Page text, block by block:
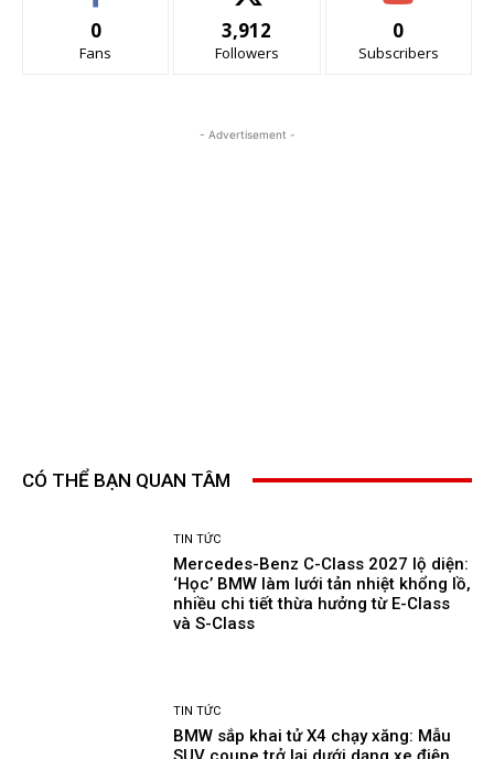
0
Fans
3,912
Followers
0
Subscribers
- Advertisement -
CÓ THỂ BẠN QUAN TÂM
TIN TỨC
Mercedes-Benz C-Class 2027 lộ diện:
‘Học’ BMW làm lưới tản nhiệt khổng lồ,
nhiều chi tiết thừa hưởng từ E-Class
và S-Class
TIN TỨC
BMW sắp khai tử X4 chạy xăng: Mẫu